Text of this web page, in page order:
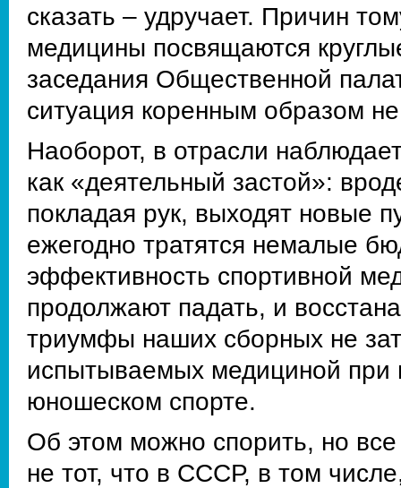
сказать – удручает. Причин
медицины посвящаются
заседания Общественной
ситуация коренным образом
Наоборот, в отрасли
как «деятельный застой»:
покладая рук, выходят новые
ежегодно тратятся немалые
эффективность спортивной
продолжают падать, и
триумфы наших сборных не
испытываемых медициной при
юношеском спорте.
Об этом можно спорить, но
не тот, что в СССР, в том